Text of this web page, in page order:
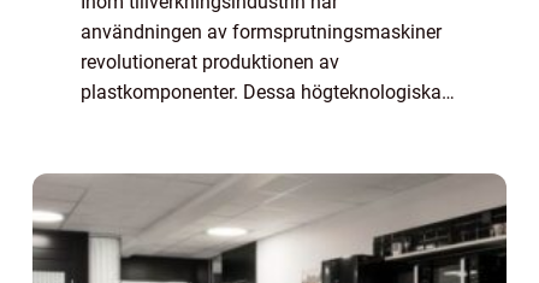
användningen av formsprutningsmaskiner
revolutionerat produktionen av
plastkomponenter. Dessa högteknologiska